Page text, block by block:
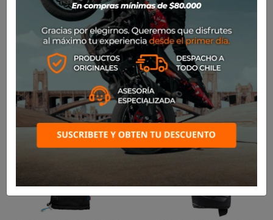
Productos Equipamiento Para el piloto
Más nuevos
Mostrando 1-24 de 69 artículo(s)